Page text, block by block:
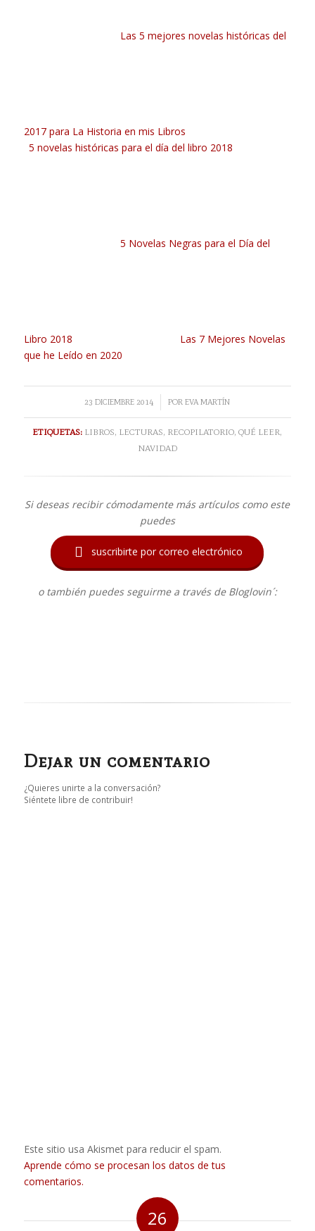
Las 5 mejores novelas históricas del
2017 para La Historia en mis Libros
5 novelas históricas para el día del libro 2018
5 Novelas Negras para el Día del
Libro 2018
Las 7 Mejores Novelas
que he Leído en 2020
23 DICIEMBRE 2014
/ POREVA MARTÍN
ETIQUETAS: LIBROS, LECTURAS, RECOPILATORIO,QUÉ LEER,
NAVIDAD
Si deseas recibir cómodamente más artículos como este
puedes
 suscribirte por correo electrónico
o también puedes seguirme a través de Bloglovin´:
Dejar un comentario
¿Quieres unirte a la conversación?
Siéntete libre de contribuir!
Este sitio usa Akismet para reducir el spam.
Aprende cómo se procesan los datos de tus
comentarios.
26